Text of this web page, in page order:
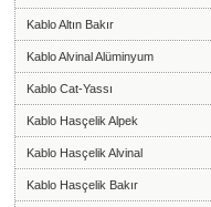
Kablo Altın Bakır
Kablo Alvinal Alüminyum
Kablo Cat-Yassı
Kablo Hasçelik Alpek
Kablo Hasçelik Alvinal
Kablo Hasçelik Bakır